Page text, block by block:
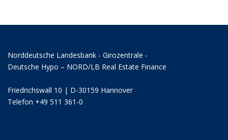
Norddeutsche Landesbank - Girozentrale -
Deutsche Hypo – NORD/LB Real Estate Finance
Friedrichswall 10 | D-30159 Hannover
Telefon +49 511 361-0